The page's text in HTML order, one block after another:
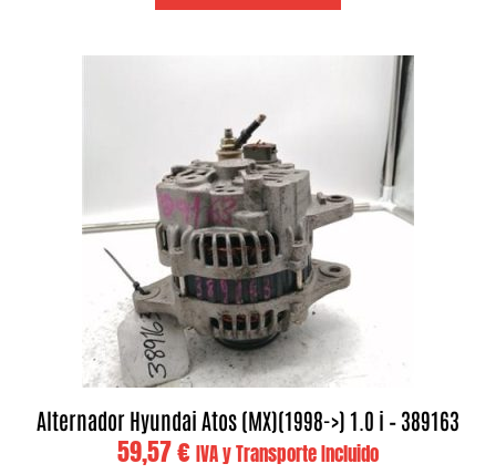
Alternador Hyundai Atos (MX)(1998->) 1.0 i – 389163
59,57€ IVA y Transporte Incluido